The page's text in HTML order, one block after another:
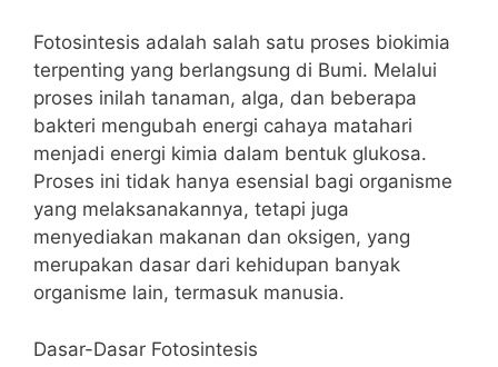
Fotosintesis adalah salah satu proses biokimia
terpenting yang berlangsung di Bumi. Melalui
proses inilah tanaman, alga, dan beberapa
bakteri mengubah energi cahaya matahari
menjadi energi kimia dalam bentuk glukosa.
Proses ini tidak hanya esensial bagi organisme
yang melaksanakannya, tetapi juga
menyediakan makanan dan oksigen, yang
merupakan dasar dari kehidupan banyak
organisme lain, termasuk manusia.
Dasar-Dasar Fotosintesis